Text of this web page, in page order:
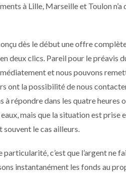
à Lille, Marseille et Toulon n’a
dès le début une offre
deux clics. Pareil pour le préavis
et nous pouvons
ont la possibilité de nous
à répondre dans les quatre heures
mais que la situation est prise
souvent le cas ailleurs.
particularité, c’est que l’argent ne
instantanément les fonds au